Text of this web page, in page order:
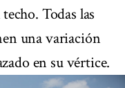
Todas las
una variación
en su vértice.